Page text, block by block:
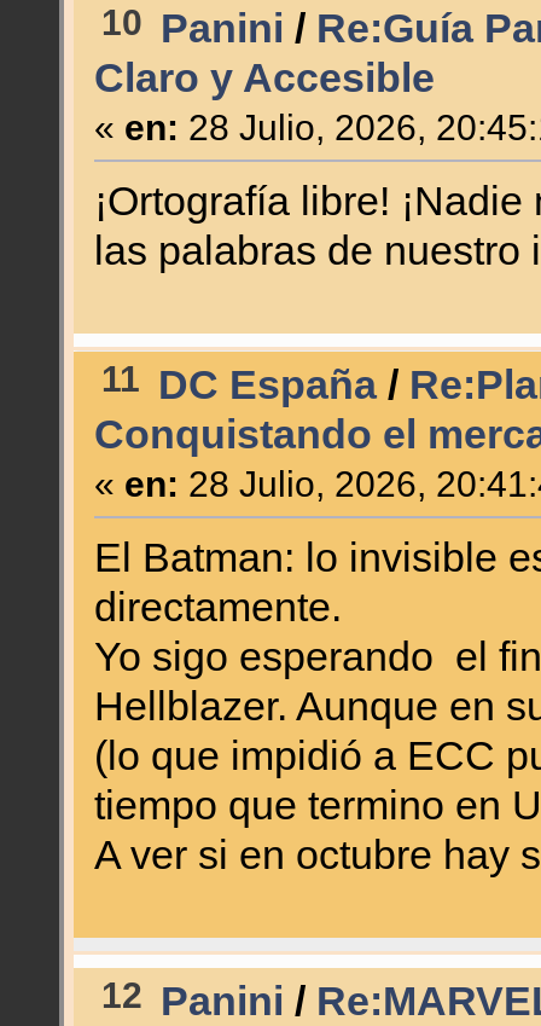
10 Panini / Re:Guía
Claro y Accesible
« en: 28 Julio, 2026,
¡Ortografía libre!
las palabras de nuestro
11 DC España/
Conquistando el
« en: 28 Julio, 2026,
El Batman: lo invisible
directamente.
Yo sigo esperando el
Hellblazer. Aunque en
(lo que impidió a ECC
tiempo que termino en
A ver si en octubre hay
12 Panini /